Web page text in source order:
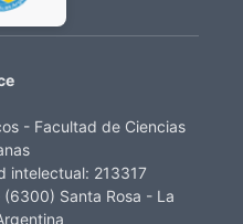
- Facultad de Ciencias
intelectual: 213317
Santa Rosa - La